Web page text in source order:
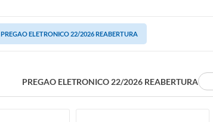
PREGAO ELETRONICO 22/2026 REABERTURA
PREGAO ELETRONICO 22/2026 REABERTURA